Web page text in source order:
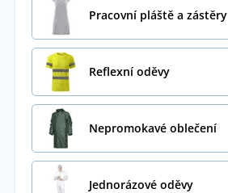
Pracovní pláště a zástěry
Reflexní oděvy
Nepromokavé oblečení
Jednorázové oděvy